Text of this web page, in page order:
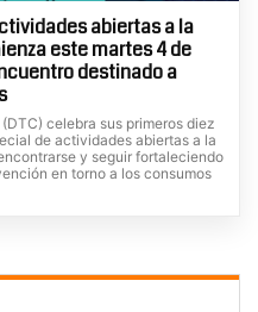
abiertas a la
este martes 4 de
destinado a
celebra sus primeros diez
de actividades abiertas a la
y seguir fortaleciendo
en torno a los consumos